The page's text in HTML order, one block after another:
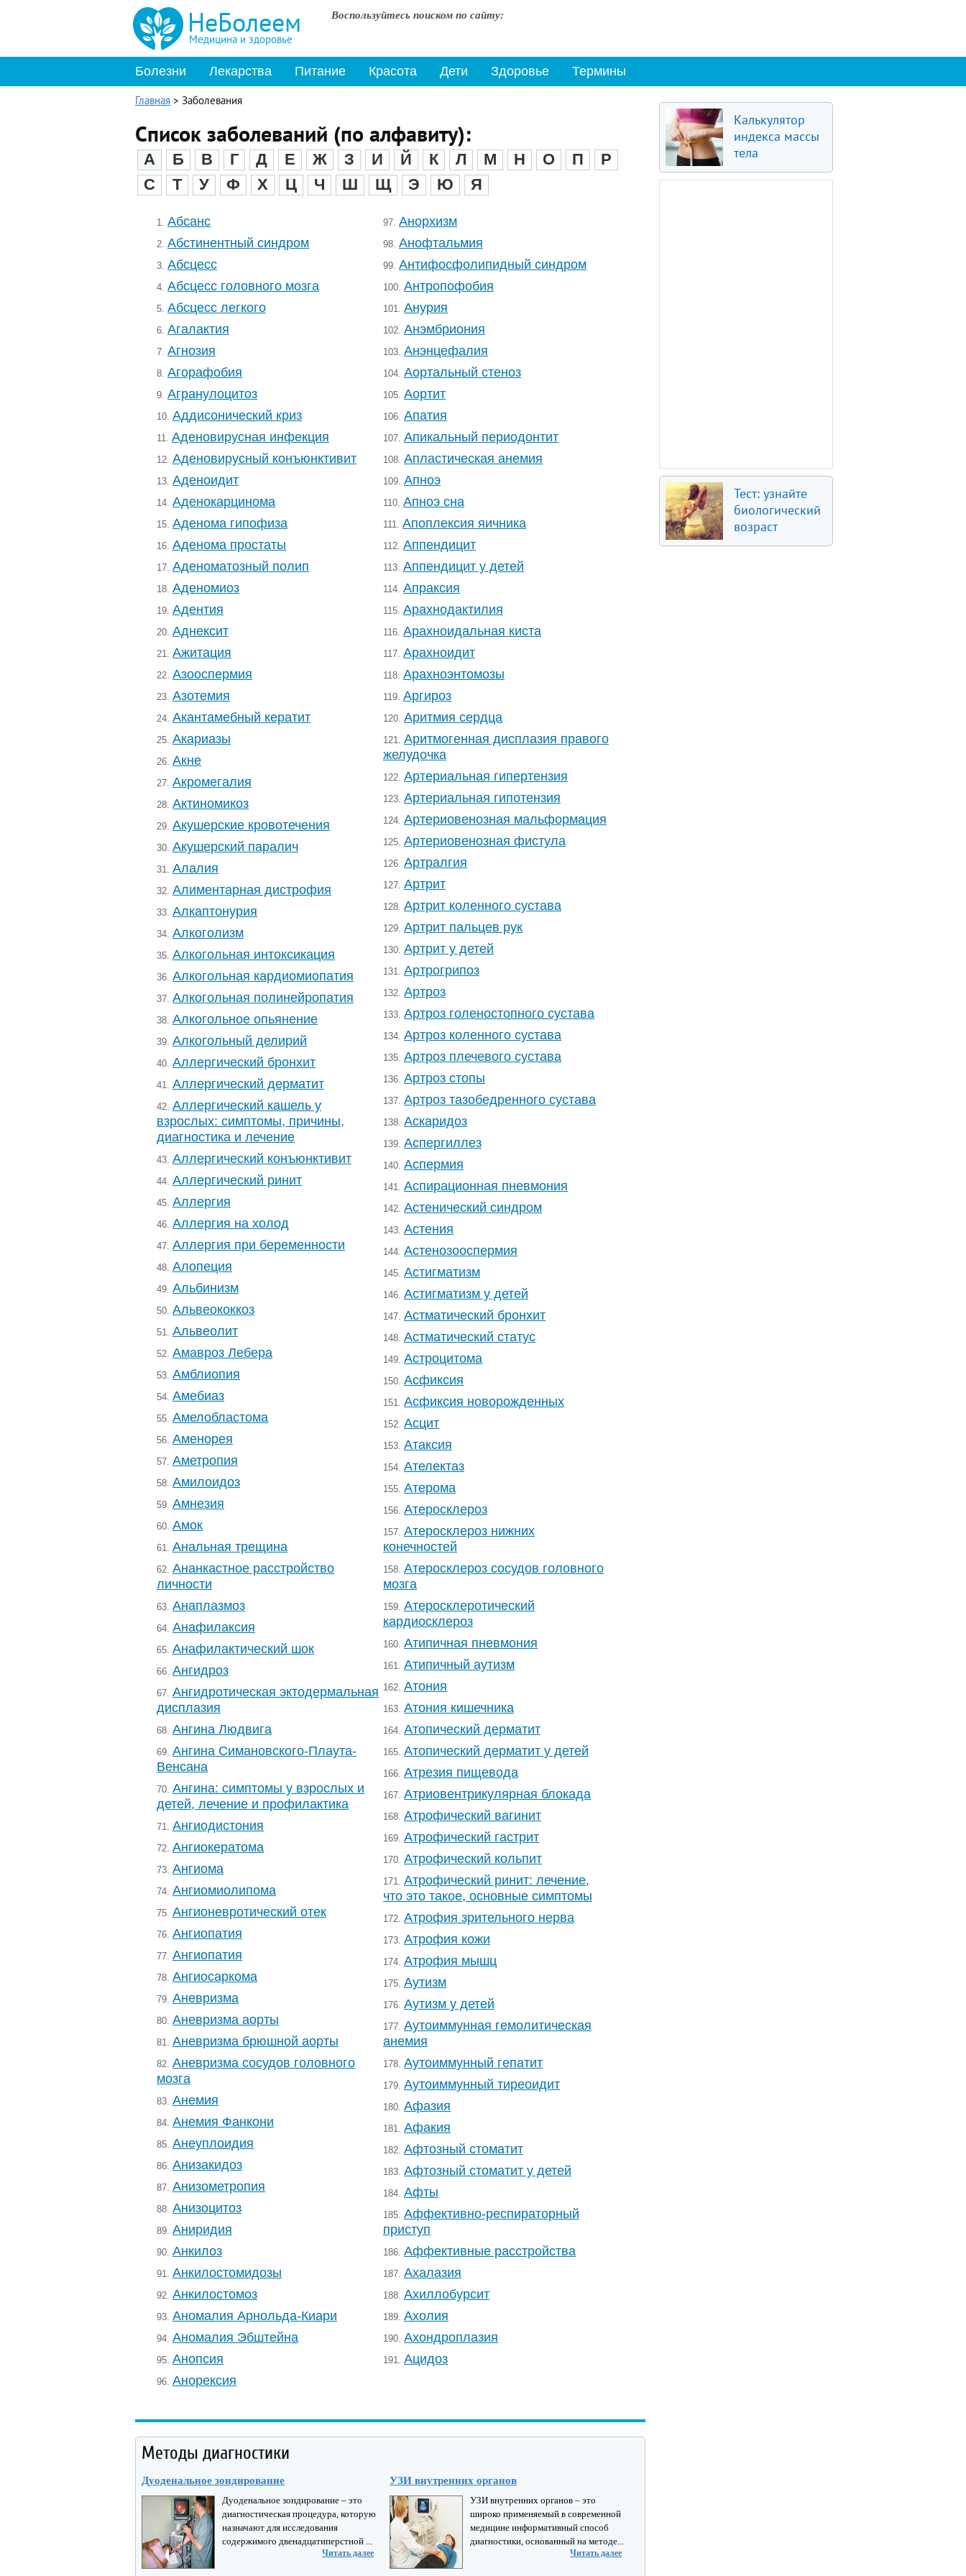
НеБолеем
Медицина и здоровье
Воспользуйтесь поиском по сайту:
Болезни Лекарства Питание Красота Дети Здоровье Термины
Главная > Заболевания
Список заболеваний (по алфавиту):
А Б В Г Д Е Ж З И Й К Л М Н О П
Р
С
Т У Ф Х Ц Ч Ш Щ Э Ю Я
1. Абсанс
2. Абстинентный синдром
3. Абсцесс
4. Абсцесс головного мозга
5. Абсцесс легкого
6. Агалактия
7. Агнозия
8. Агорафобия
9. Агранулоцитоз
10. Аддисонический криз
11. Аденовирусная инфекция
12. Аденовирусный конъюнктивит
13. Аденоидит
14. Аденокарцинома
15. Аденома гипофиза
16. Аденома простаты
17. Аденоматозный полип
18. Аденомиоз
19. Адентия
20. Аднексит
21. Ажитация
22. Азооспермия
23. Азотемия
24. Акантамебный кератит
25. Акариазы
26. Акне
27. Акромегалия
28. Актиномикоз
29. Акушерские кровотечения
30. Акушерский паралич
31. Алалия
32. Алиментарная дистрофия
33. Алкаптонурия
34. Алкоголизм
35. Алкогольная интоксикация
36. Алкогольная кардиомиопатия
37. Алкогольная полинейропатия
38. Алкогольное опьянение
39. Алкогольный делирий
40. Аллергический бронхит
41. Аллергический дерматит
42. Аллергический кашель у
взрослых: симптомы, причины,
диагностика и лечение
43. Аллергический конъюнктивит
44. Аллергический ринит
45. Аллергия
46. Аллергия на холод
47. Аллергия при беременности
48. Алопеция
49. Альбинизм
50. Альвеококкоз
51. Альвеолит
52. Амавроз Лебера
53. Амблиопия
54. Амебиаз
55. Амелобластома
56. Аменорея
57. Аметропия
58. Амилоидоз
59. Амнезия
60. Амок
61. Анальная трещина
62. Ананкастное расстройство
личности
63. Анаплазмоз
64. Анафилаксия
65. Анафилактический шок
66. Ангидроз
67. Ангидротическая эктодермальная
дисплазия
68. Ангина Людвига
69. Ангина Симановского-Плаута-
Венсана
70. Ангина: симптомы у взрослых и
детей, лечение и профилактика
71. Ангиодистония
72. Ангиокератома
73. Ангиома
74. Ангиомиолипома
75. Ангионевротический отек
76. Ангиопатия
77. Ангиопатия
78. Ангиосаркома
79. Аневризма
80. Аневризма аорты
81. Аневризма брюшной аорты
82. Аневризма сосудов головного
мозга
83. Анемия
84. Анемия Фанкони
85. Анеуплоидия
86. Анизакидоз
87. Анизометропия
88. Анизоцитоз
89. Аниридия
90. Анкилоз
91. Анкилостомидозы
92. Анкилостомоз
93. Аномалия Арнольда-Киари
94. Аномалия Эбштейна
95. Анопсия
96. Анорексия
97. Анорхизм
98. Анофтальмия
99. Антифосфолипидный синдром
100. Антропофобия
101. Анурия
102. Анэмбриония
103. Анэнцефалия
104. Аортальный стеноз
105. Аортит
106. Апатия
107. Апикальный периодонтит
108. Апластическая анемия
109. Апноэ
110. Апноэ сна
111. Апоплексия яичника
112. Аппендицит
113. Аппендицит у детей
114. Апраксия
115. Арахнодактилия
116. Арахноидальная киста
117. Арахноидит
118. Арахноэнтомозы
119. Аргироз
120. Аритмия сердца
121. Аритмогенная дисплазия правого
желудочка
122. Артериальная гипертензия
123. Артериальная гипотензия
124. Артериовенозная мальформация
125. Артериовенозная фистула
126. Артралгия
127. Артрит
128. Артрит коленного сустава
129. Артрит пальцев рук
130. Артрит у детей
131. Артрогрипоз
132. Артроз
133. Артроз голеностопного сустава
134. Артроз коленного сустава
135. Артроз плечевого сустава
136. Артроз стопы
137. Артроз тазобедренного сустава
138. Аскаридоз
139. Аспергиллез
140. Аспермия
141. Аспирационная пневмония
142. Астенический синдром
143. Астения
144. Астенозооспермия
145. Астигматизм
146. Астигматизм у детей
147. Астматический бронхит
148. Астматический статус
149. Астроцитома
150. Асфиксия
151. Асфиксия новорожденных
152. Асцит
153. Атаксия
154. Ателектаз
155. Атерома
156. Атеросклероз
157. Атеросклероз нижних
конечностей
158. Атеросклероз сосудов головного
мозга
159. Атеросклеротический
кардиосклероз
160. Атипичная пневмония
161. Атипичный аутизм
162. Атония
163. Атония кишечника
164. Атопический дерматит
165. Атопический дерматит у детей
166. Атрезия пищевода
167. Атриовентрикулярная блокада
168. Атрофический вагинит
169. Атрофический гастрит
170. Атрофический кольпит
171. Атрофический ринит: лечение,
что это такое, основные симптомы
172. Атрофия зрительного нерва
173. Атрофия кожи
174. Атрофия мышц
175. Аутизм
176. Аутизм у детей
177. Аутоиммунная гемолитическая
анемия
178. Аутоиммунный гепатит
179. Аутоиммунный тиреоидит
180. Афазия
181. Афакия
182. Афтозный стоматит
183. Афтозный стоматит у детей
184. Афты
185. Аффективно-респираторный
приступ
186. Аффективные расстройства
187. Ахалазия
188. Ахиллобурсит
189. Ахолия
190. Ахондроплазия
191. Ацидоз
Методы диагностики
Дуоденальное зондирование
Дуоденальное зондирование – это
диагностическая процедура, которую
назначают для исследования
содержимого двенадцатиперстной ...
Читать далее
УЗИ внутренних органов
УЗИ внутренних органов – это
широко применяемый в современной
медицине информативный способ
диагностики, основанный на методе...
Читать далее
Калькулятор
индекса массы
тела
Тест: узнайте
биологический
возраст